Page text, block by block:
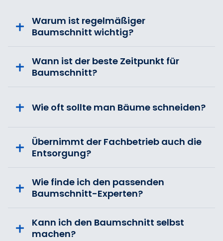
Warum ist regelmäßiger
Baumschnitt wichtig?
Wann ist der beste Zeitpunkt für
Baumschnitt?
Wie oft sollte man Bäume schneiden?
Übernimmt der Fachbetrieb auch die
Entsorgung?
Wie finde ich den passenden
Baumschnitt-Experten?
Kann ich den Baumschnitt selbst
machen?